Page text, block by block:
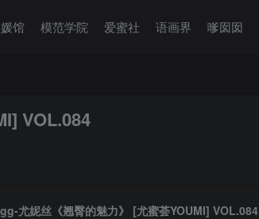
馆 模范学院 爱蜜社 语画界 嗲囡囡
VOL.084
尤妮丝《翘臀的魅力》 [尤蜜荟YOUMI] VOL.084